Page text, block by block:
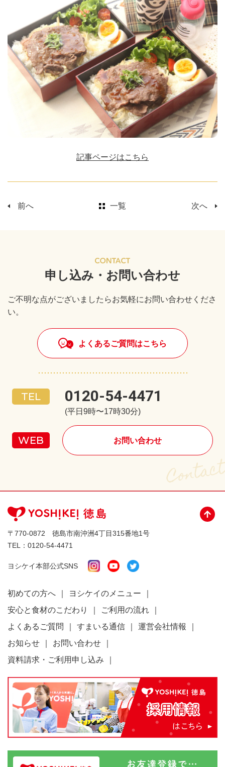
記事ページはこちら
前へ 一覧 次へ
申し込み・お問い合わせ
ご不明な点がございましたらお気軽にお問い合わせくださ
い。
よくあるご質問はこちら
0120-54-4471
(平日9時〜17時30分)
お問い合わせ
〒770-0872 徳島市南沖洲4丁目315番地1号
TEL： 0120-54-4471
ヨシケイ本部公式SNS
初めての方へ
ヨシケイのメニュー
安心と食材のこだわり
ご利用の流れ
よくあるご質問
すまいる通信
運営会社情報
お知らせ
お問い合わせ
資料請求・ご利用申し込み